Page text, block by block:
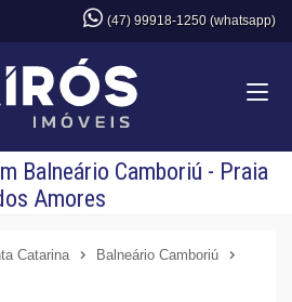
(47) 99918-1250 (whatsapp)
Balneário Camboriú - Praia
Amores
Catarina Balneário Camboriú